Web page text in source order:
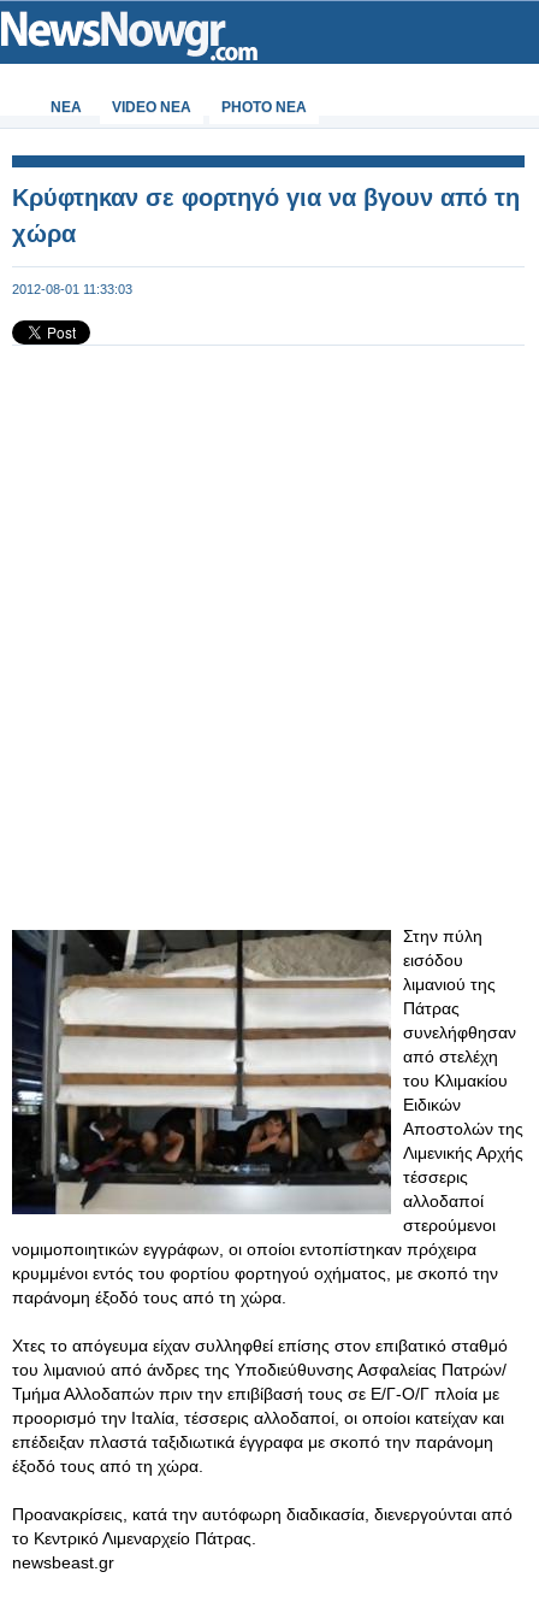
ΝΕΑ VIDEO NEA PHOTO NEA
Κρύφτηκαν σε φορτηγό για να βγουν από τη
χώρα
2012-08-01 11:33:03
Στην πύλη
εισόδου
λιμανιού της
Πάτρας
συνελήφθησαν
από στελέχη
του Κλιμακίου
Ειδικών
Αποστολών της
Λιμενικής Αρχής
τέσσερις
αλλοδαποί
στερούμενοι
νομιμοποιητικών εγγράφων, οι οποίοι εντοπίστηκαν πρόχειρα
κρυμμένοι εντός του φορτίου φορτηγού οχήματος, με σκοπό την
παράνομη έξοδό τους από τη χώρα.
Χτες το απόγευμα είχαν συλληφθεί επίσης στον επιβατικό σταθμό
του λιμανιού από άνδρες της Υποδιεύθυνσης Ασφαλείας Πατρών/
Τμήμα Αλλοδαπών πριν την επιβίβασή τους σε Ε/Γ-Ο/Γ πλοία με
προορισμό την Ιταλία, τέσσερις αλλοδαποί, οι οποίοι κατείχαν και
επέδειξαν πλαστά ταξιδιωτικά έγγραφα με σκοπό την παράνομη
έξοδό τους από τη χώρα.
Προανακρίσεις, κατά την αυτόφωρη διαδικασία, διενεργούνται από
το Κεντρικό Λιμεναρχείο Πάτρας.
newsbeast.gr